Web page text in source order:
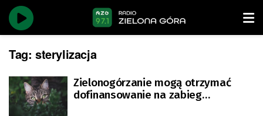
Tag: sterylizacja
Zielonogórzanie mogą otrzymać
dofinansowanie na zabieg